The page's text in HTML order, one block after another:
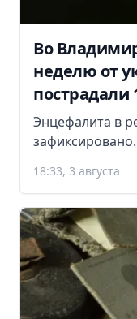
Во
неделю от
пострадали
Энцефалита в
зафиксировано.
18:33, 3 августа